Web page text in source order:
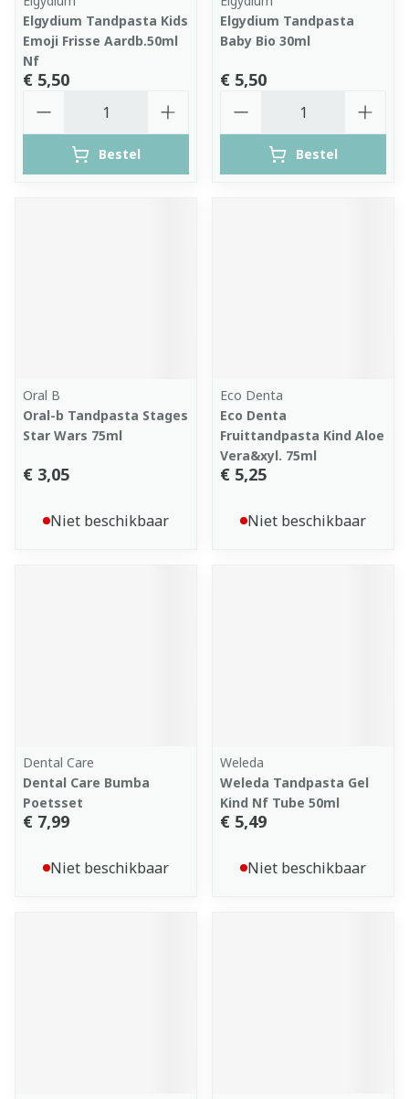
Elgydium Tandpasta Kids
Emoji Frisse Aardb.50ml
Nf
€ 5,50
Bestel
Elgydium Tandpasta
Baby Bio 30ml
€ 5,50
Bestel
Oral B
Oral-b Tandpasta Stages
Star Wars 75ml
€ 3,05
Niet beschikbaar
Eco Denta
Eco Denta
Fruittandpasta Kind Aloe
Vera&xyl. 75ml
€ 5,25
Niet beschikbaar
Dental Care
Dental Care Bumba
Poetsset
€ 7,99
Niet beschikbaar
Weleda
Weleda Tandpasta Gel
Kind Nf Tube 50ml
€ 5,49
Niet beschikbaar